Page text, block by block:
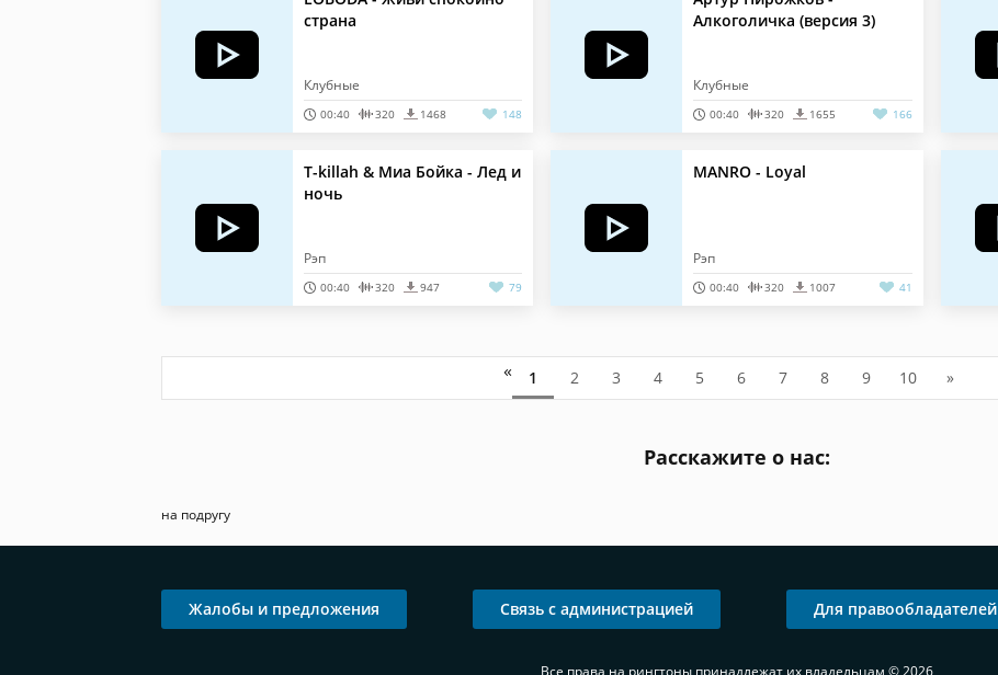
страна
Клубные
00:40 320 1468 148
Алкоголичка (версия 3)
Клубные
00:40 320 1655 166
T-killah & Миа Бойка - Лед и
ночь
Рэп
00:40 320 947 79
MANRO - Loyal
Рэп
00:40 320 1007 41
« 1 2 3 4 5 6 7 8 9 10 »
Расскажите о нас:
на подругу
Жалобы и предложения Связь с администрацией Для правообладателей
Все права на рингтоны принадлежат их владельцам © 2026